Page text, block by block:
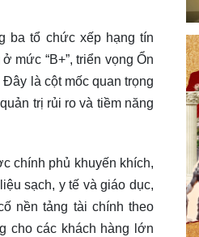
ba tổ chức xếp hạng tín
mức “B+”, triển vọng Ổn
là cột mốc quan trọng
trị rủi ro và tiềm năng
chính phủ khuyến khích,
sạch, y tế và giáo dục,
nền tảng tài chính theo
cho các khách hàng lớn